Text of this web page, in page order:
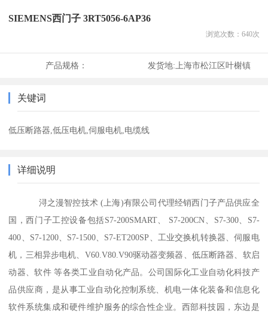
SIEMENS西门子 3RT5056-6AP36
浏览次数： 640次
产品规格： 发货地: 上海市松江区叶榭镇
关键词
低压断路器,低压电机,伺服电机,电缆线
详细说明
浔之漫智控技术 (上海)有限公司代理经销西门子产品供应全
国，西门子工控设备包括S7-200SMART、 S7-200CN、S7-300、S7-
400、S7-1200、S7-1500、S7-ET200SP、工业交换机转换器、伺服电
机，三相异步电机、V60.V80.V90驱动器变频器、低压断路器、软启
动器、软件 等各类工业自动化产品。公司国际化工业自动化科技产
品供应商，是从事工业自动化控制系统、机电一体化装备和信息化
软件系统集成和硬件维护服务的综合性企业。西部科技园，东边是